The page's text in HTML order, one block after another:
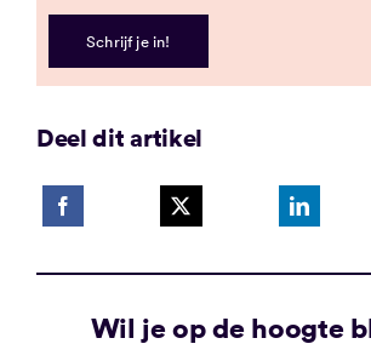
Schrijf je in!
Deel dit artikel
Wil je op de hoogte